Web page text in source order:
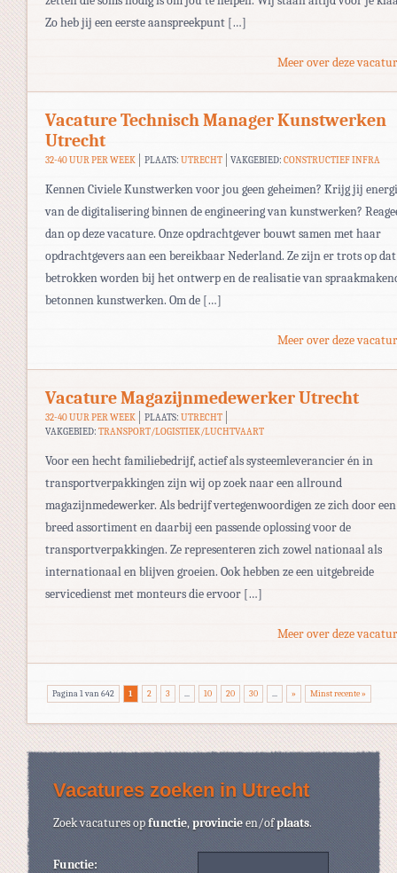
Zo heb jij een eerste aanspreekpunt […]
Meer over deze
Vacature Technisch Manager Kunstwerken
Utrecht
32-40 UUR PER WEEK PLAATS: UTRECHT VAKGEBIED:CONSTRUCTIEF INFRA
Kennen Civiele Kunstwerken voor jou geen geheimen? Krijg jij
van de digitalisering binnen de engineering van kunstwerken?
dan op deze vacature. Onze opdrachtgever bouwt samen met haar
opdrachtgevers aan een bereikbaar Nederland. Ze zijn er trots op dat
betrokken worden bij het ontwerp en de realisatie van
betonnen kunstwerken. Om de […]
Meer over deze
Vacature Magazijnmedewerker Utrecht
32-40 UUR PER WEEK PLAATS: UTRECHT
VAKGEBIED: TRANSPORT/LOGISTIEK/LUCHTVAART
Voor een hecht familiebedrijf, actief als systeemleverancier én in
transportverpakkingen zijn wij op zoek naar een allround
magazijnmedewerker. Als bedrijf vertegenwoordigen ze zich door een
breed assortiment en daarbij een passende oplossing voor de
transportverpakkingen. Ze representeren zich zowel nationaal als
internationaal en blijven groeien. Ook hebben ze een uitgebreide
servicedienst met monteurs die ervoor […]
Meer over deze
Pagina 1 van 642 1 2 3 ... 10 20 30 ... » Minst recente »
Vacatures zoeken in Utrecht
Zoek vacatures opfunctie,provincieen/ofplaats.
Functie: